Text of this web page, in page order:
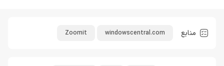
منابع windowscentral.com
Zoomit